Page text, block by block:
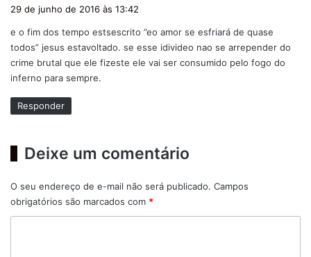
s
e
:
29 de junho de 2016 às 13:42
e o fim dos tempo estsescrito ”eo amor se esfriará de quase
todos” jesus estavoltado. se esse idivideo nao se arrepender do
crime brutal que ele fizeste ele vai ser consumido pelo fogo do
inferno para sempre.
Responder
Deixe um comentário
O seu endereço de e-mail não será publicado. Campos
obrigatórios são marcados com *